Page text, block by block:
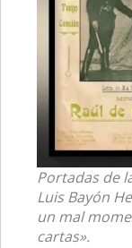
Portadas de
Luis Bayón
un mal
cartas».